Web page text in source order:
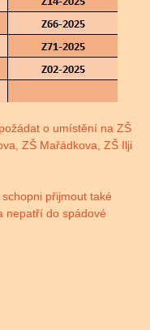
o umístění na ZŠ
ZŠ Mařádkova, ZŠ Ilji
přijmout také
nepatří do spádové